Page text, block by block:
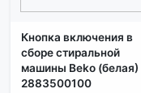
Кнопка включения в
сборе стиральной
машины Beko (белая)
2883500100